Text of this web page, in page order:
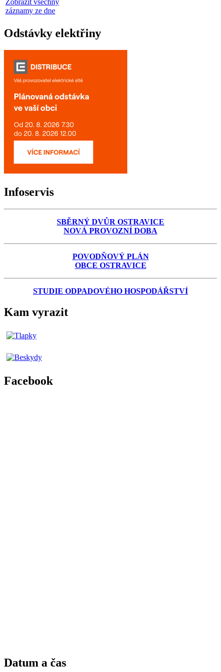
Zobrazit všechny
záznamy ze dne
Odstávky elektřiny
Infoservis
SBĚRNÝ DVŮR OSTRAVICE
NOVÁ PROVOZNÍ DOBA
POVODŇOVÝ PLÁN
OBCE OSTRAVICE
STUDIE ODPADOVÉHO HOSPODÁŘSTVÍ
Kam vyrazit
Facebook
Datum a čas